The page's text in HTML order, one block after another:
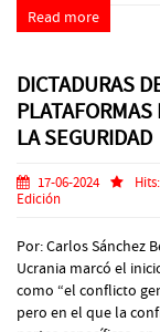
Read more
DICTADURAS
LA SEGURIDAD
17-06-2024 Hits:
Edición
Por: Carlos Sánchez
Ucrania marcó el
como “el conflicto
pero en el que la